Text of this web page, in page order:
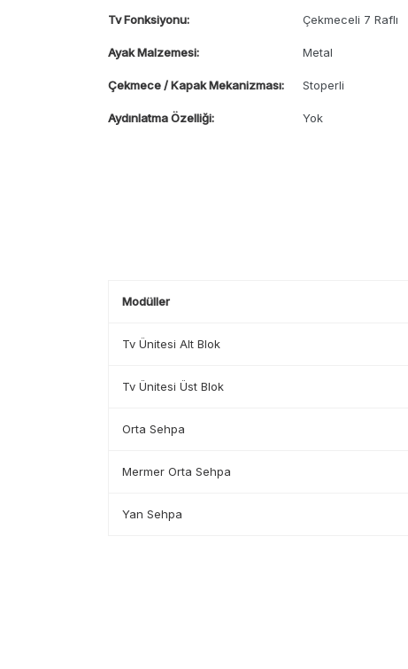
Tv Fonksiyonu: Çekmeceli 7 Raflı
Ayak Malzemesi: Metal
Çekmece / Kapak Mekanizması: Stoperli
Aydınlatma Özelliği: Yok
Modüller
Tv Ünitesi Alt Blok
Tv Ünitesi Üst Blok
Orta Sehpa
Mermer Orta Sehpa
Yan Sehpa